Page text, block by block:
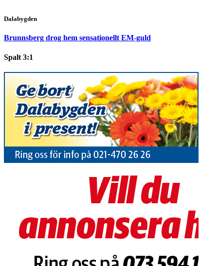
Dalabygden
Brunnsberg drog hem sensationellt EM-guld
Spalt 3:1